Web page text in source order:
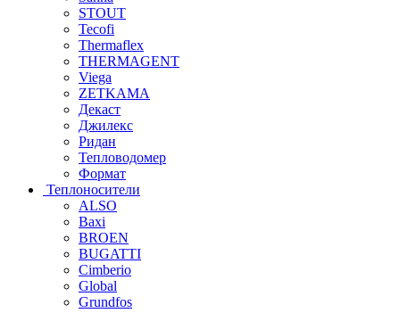
STOUT
Tecofi
Thermaflex
THERMAGENT
Viega
ZETKAMA
Декаст
Джилекс
Ридан
Тепловодомер
Формат
Теплоносители
ALSO
Baxi
BROEN
BUGATTI
Cimberio
Global
Grundfos